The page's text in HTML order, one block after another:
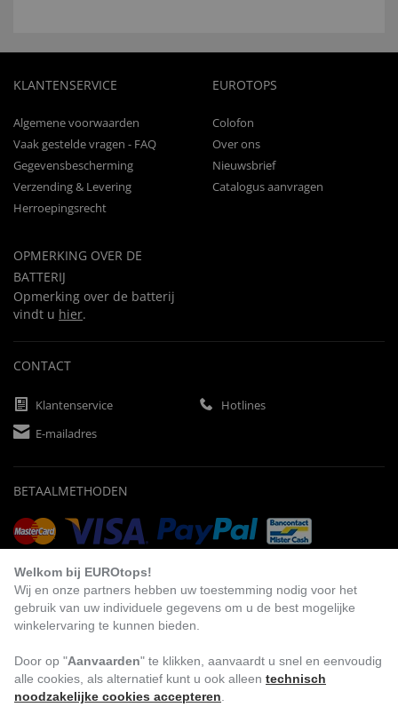
KLANTENSERVICE
Algemene voorwaarden
Vaak gestelde vragen - FAQ
Gegevensbescherming
Verzending & Levering
Herroepingsrecht
OPMERKING OVER DE
BATTERIJ
Opmerking over de batterij
vindt u hier.
EUROTOPS
Colofon
Over ons
Nieuwsbrief
Catalogus aanvragen
CONTACT
Klantenservice
Hotlines
E-mailadres
BETAALMETHODEN
BEZOEK ONS
Welkom bij EUROtops!
Wij en onze partners hebben uw toestemming nodig voor het
gebruik van uw individuele gegevens om u de best mogelijke
winkelervaring te kunnen bieden.
Door op "Aanvaarden" te klikken, aanvaardt u snel en eenvoudig
alle cookies, als alternatief kunt u ook alleen technisch
noodzakelijke cookies accepteren